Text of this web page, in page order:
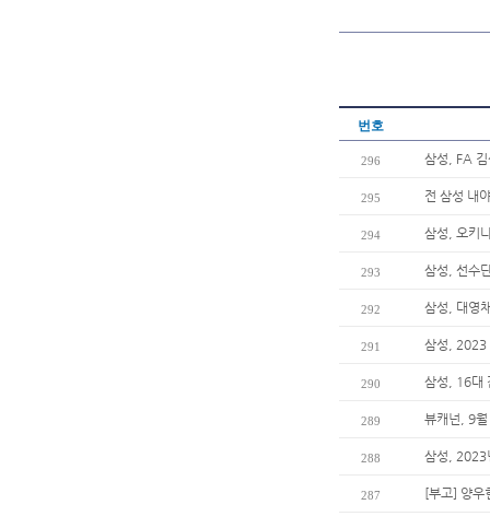
번호
296 삼성, FA 김
295 전 삼성 내
294 삼성, 오키
293 삼성, 선수
292 삼성, 대영
291 삼성, 2023
290 삼성, 16대
289 뷰캐넌, 9
288 삼성, 2023
287 [부고] 양우